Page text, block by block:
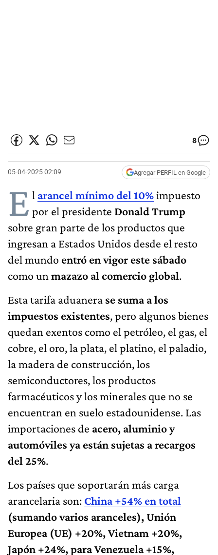
8
05-04-2025 02:09 Agregar PERFIL en Google
E l arancel mínimo del 10%impuesto
por el presidente Donald Trump
sobre gran parte de los productos que
ingresan a Estados Unidos desde el resto
del mundo entró en vigor este sábado
como un mazazo al comercio global.
Esta tarifa aduanera se suma a los
impuestos existentes, pero algunos bienes
quedan exentos como el petróleo, el gas, el
cobre, el oro, la plata, el platino, el paladio,
la madera de construcción, los
semiconductores, los productos
farmacéuticos y los minerales que no se
encuentran en suelo estadounidense. Las
importaciones de acero, aluminio y
automóviles ya están sujetas a recargos
del 25%.
Los países que soportarán más carga
arancelaria son: China +54% en total
(sumando varios aranceles), Unión
Europea (UE) +20%, Vietnam +20%,
Japón +24%, para Venezuela +15%,